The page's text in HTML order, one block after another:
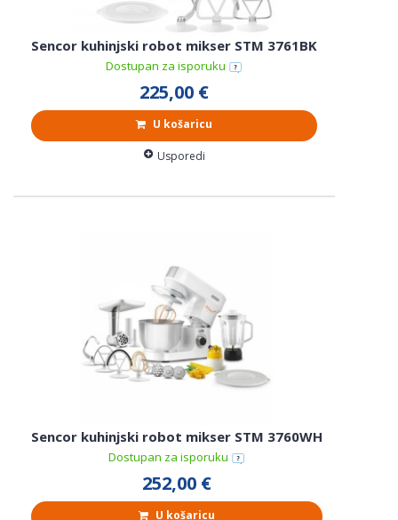
Sencor kuhinjski robot mikser STM 3761BK
Dostupan za isporuku
225,00 €
U košaricu
Usporedi
Sencor kuhinjski robot mikser STM 3760WH
Dostupan za isporuku
252,00 €
U košaricu